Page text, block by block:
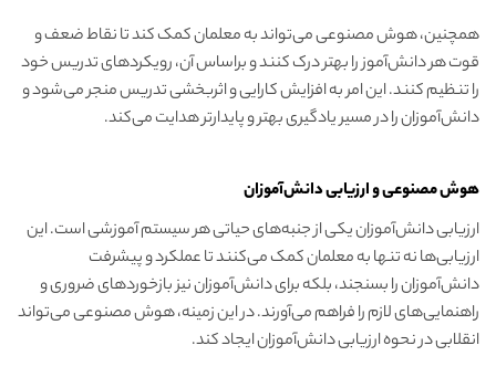
همچنین، هوش مصنوعی می‌تواند به معلمان کمک کند تا نقاط ضعف و
قوت هر دانش‌آموز را بهتر درک کنند و براساس آن، رویکردهای تدریس خود
را تنظیم کنند. این امر به افزایش کارایی و اثربخشی تدریس منجر می‌شود و
دانش‌آموزان را در مسیر یادگیری بهتر و پایدارتر هدایت می‌کند.
هوش مصنوعی و ارزیابی دانش‌آموزان
ارزیابی دانش‌آموزان یکی از جنبه‌های حیاتی هر سیستم آموزشی است. این
ارزیابی‌ها نه تنها به معلمان کمک می‌کنند تا عملکرد و پیشرفت
دانش‌آموزان را بسنجند، بلکه برای دانش‌آموزان نیز بازخوردهای ضروری و
راهنمایی‌های لازم را فراهم می‌آورند. در این زمینه، هوش مصنوعی می‌تواند
انقلابی در نحوه ارزیابی دانش‌آموزان ایجاد کند.